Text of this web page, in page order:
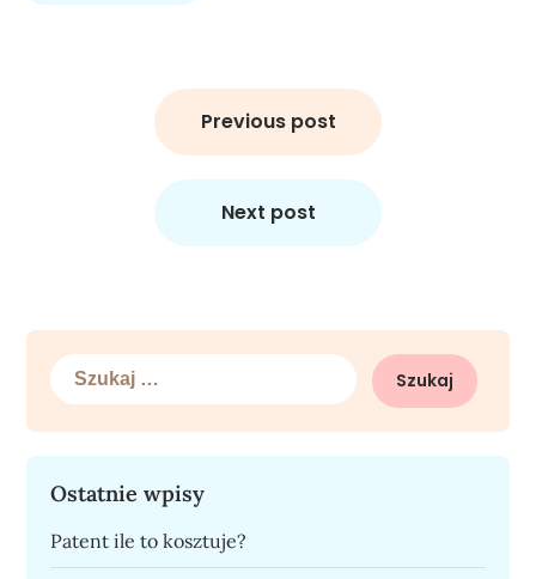
Previous post
Next post
Szukaj:
Ostatnie wpisy
Patent ile to kosztuje?